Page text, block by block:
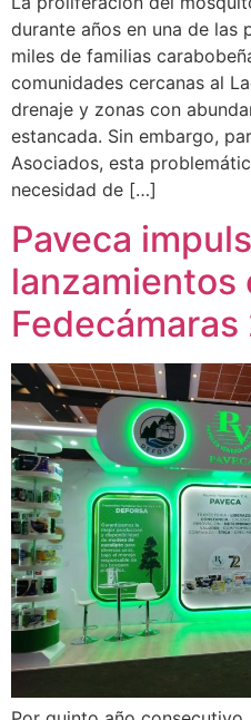
durante años en una de las
miles de familias
comunidades cercanas al
drenaje y zonas con
estancada. Sin embargo,
Asociados, esta
necesidad de […]
Paveca
lanzamientos